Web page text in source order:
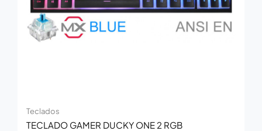
Teclados
TECLADO GAMER DUCKY ONE 2 RGB